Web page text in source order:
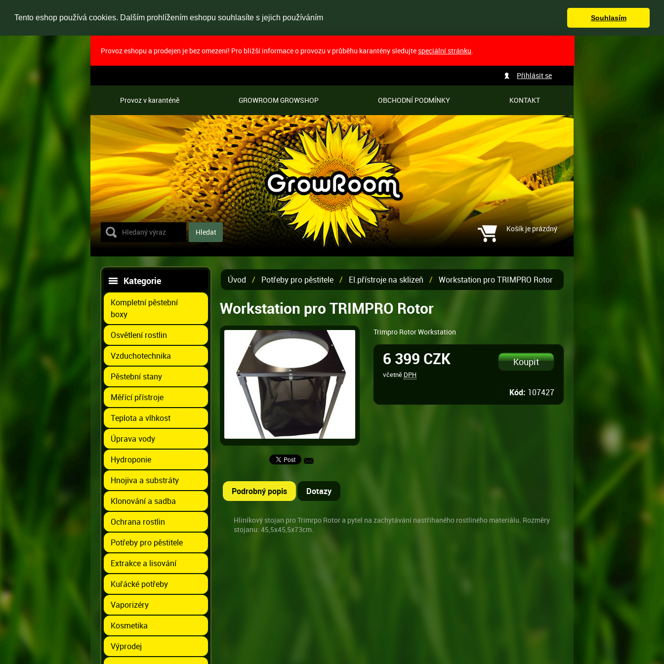
Tento eshop používá cookies. Dalším prohlížením eshopu souhlasíte s jejich používáním Souhlasím
Provoz eshopu a prodejen je bez omezení! Pro bližší informace o provozu v průběhu karantény sledujte speciální stránku
Provoz v karanténě GROWROOM GROWSHOP OBCHODNÍ PODMÍNKY KONTAKT
Přihlásit se
Košík je prázdný
Kategorie
Kompletní pěstební
boxy
Osvětlení rostlin
Vzduchotechnika
Pěstební stany
Měřící přístroje
Teplota a vlhkost
Úprava vody
Hydroponie
Hnojiva a substráty
Klonování a sadba
Ochrana rostlin
Potřeby pro pěstitele
Extrakce a lisování
Kuřácké potřeby
Vaporizéry
Kosmetika
Výprodej
Úvod / Potřeby pro pěstitele / El.přístroje na sklizeň / Workstation pro TRIMPRO Rotor
Workstation pro TRIMPRO Rotor
Trimpro Rotor Workstation
6 399 CZK
včetně DPH
Kód: 107427
Podrobný popis Dotazy
Hliníkový stojan pro Trimrpo Rotor a pytel na zachytávání nastřihaného rostliného materiálu. Rozměry
stojanu: 45,5x45,5x73cm.